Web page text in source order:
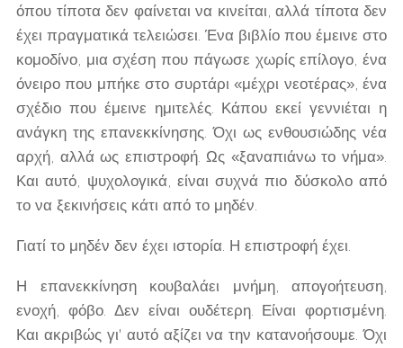
όπου τίποτα δεν φαίνεται να κινείται, αλλά τίποτα δεν
έχει πραγματικά τελειώσει. Ένα βιβλίο που έμεινε στο
κομοδίνο, μια σχέση που πάγωσε χωρίς επίλογο, ένα
όνειρο που μπήκε στο συρτάρι «μέχρι νεοτέρας», ένα
σχέδιο που έμεινε ημιτελές. Κάπου εκεί γεννιέται η
ανάγκη της επανεκκίνησης. Όχι ως ενθουσιώδης νέα
αρχή, αλλά ως επιστροφή. Ως «ξαναπιάνω το νήμα».
Και αυτό, ψυχολογικά, είναι συχνά πιο δύσκολο από
το να ξεκινήσεις κάτι από το μηδέν.
Γιατί το μηδέν δεν έχει ιστορία. Η επιστροφή έχει.
Η επανεκκίνηση κουβαλάει μνήμη, απογοήτευση,
ενοχή, φόβο. Δεν είναι ουδέτερη. Είναι φορτισμένη.
Και ακριβώς γι' αυτό αξίζει να την κατανοήσουμε. Όχι